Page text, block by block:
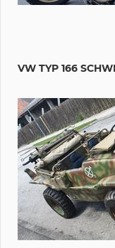
VW TYP 166